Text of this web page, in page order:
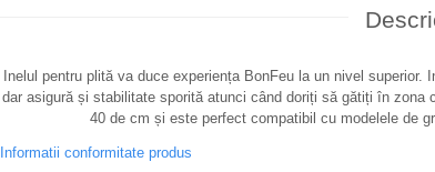
Inelul pentru plită va duce experiența BonFeu la un nivel
dar asigură și stabilitate sporită atunci când doriți să gătiți în
40 de cm și este perfect compatibil cu modelele de
Informatii conformitate produs